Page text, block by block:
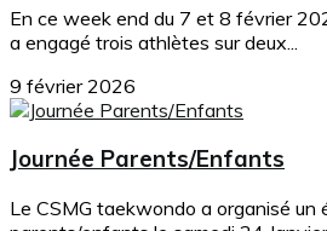
En ce week end du 7 et 8 février
a engagé trois athlètes sur deux...
9 février 2026
Journée Parents/Enfants
Le CSMG taekwondo a organisé un